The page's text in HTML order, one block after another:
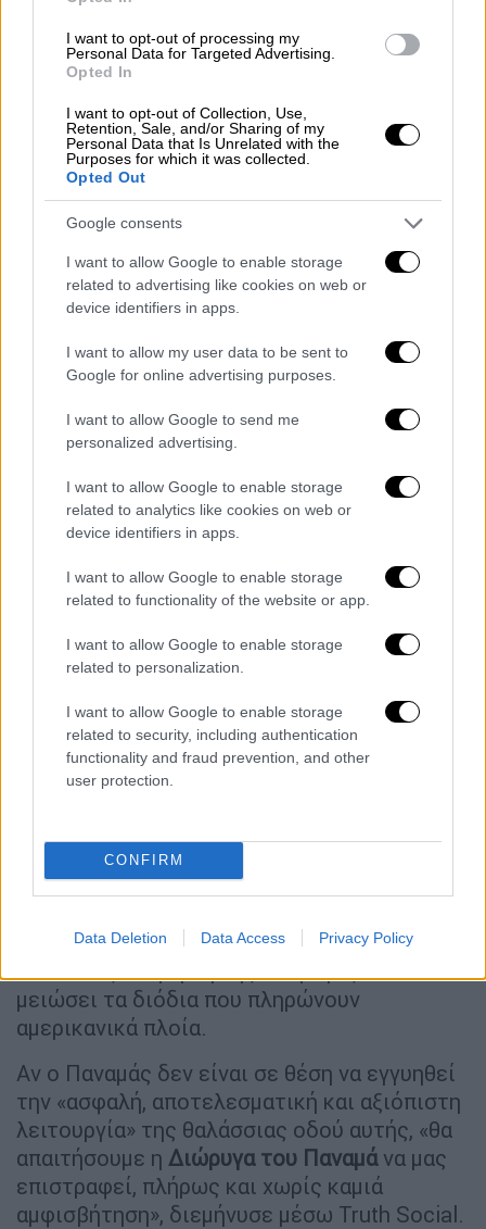
I want to opt-out of processing my
Personal Data for Targeted Advertising.
Opted In
I want to opt-out of Collection, Use,
Retention, Sale, and/or Sharing of my
Personal Data that Is Unrelated with the
Purposes for which it was collected.
Opted Out
Google consents
I want to allow Google to enable storage
related to advertising like cookies on web or
device identifiers in apps.
I want to allow my user data to be sent to
Google for online advertising purposes.
I want to allow Google to send me
personalized advertising.
I want to allow Google to enable storage
related to analytics like cookies on web or
device identifiers in apps.
I want to allow Google to enable storage
related to functionality of the website or app.
I want to allow Google to enable storage
related to personalization.
I want to allow Google to enable storage
related to security, including authentication
functionality and fraud prevention, and other
user protection.
CONFIRM
Data Deletion Data Access Privacy Policy
Donald Trump de recuperar el canal…
pic.twitter.com/XvwTtrWAHp
— Imagen_Oaxaca (@Imagen_Oax)
December 25, 2024
«Ο Παναμάς είναι εθνικά κυρίαρχος»
κατασκευάστηκε από
τις ΗΠΑ κι εγκαινιάστηκε το 1914. Πέρασε
στα χέρια του Παναμά την 31η Δεκεμβρίου
υπογράψει το 1977 ο αμερικανός πρόεδρος
την εποχή, ο
Κάρτερ
, κι ο εθνικιστής
ηγέτης της χώρας της κεντρικής
Αμερικής
Ομάρ Τορίχος.
Παναμάςείναι εθνικά κυρίαρχος, υπάρχει
μια διώρυγα και είναι παναμαϊκή, ο Ντόναλντ
Τραμπ με το ιμπεριαλιστικό του παραλήρημα
δεν μπορεί να διεκδικήσει ούτε εκατοστό
εδάφους του Παναμά», τόνισε ο ηγέτης του
συνδικάτου των κατασκευών Σαούλ Μέντες.
«Ο λαός (του Παναμά) έχει δείξει πως είναι
ικανός να ανακτήσει το έδαφός του και δεν
θα επιτρέψουμε να εκχωρηθεί ποτέ ξανά»,
είπε στο Γαλλικό Πρακτορείο διαδηλωτής, ο
Χόρχε Γκουσμάν.
Οι απειλές Τραμπ
Το Σάββατο, ο κ.Τραμπ
σημασίας υποδομής που συνδέει δυο
μειώσει τα διόδια που πληρώνουν
αμερικανικά πλοία.
Αν ο Παναμάς δεν είναι σε θέση να εγγυηθεί
την «ασφαλή, αποτελεσματική και αξιόπιστη
λειτουργία» της θαλάσσιας οδού αυτής, «θα
απαιτήσουμε η Διώρυγα του Παναμάνα μας
επιστραφεί, πλήρως και χωρίς καμιά
αμφισβήτηση», διεμήνυσε μέσω Truth Social.